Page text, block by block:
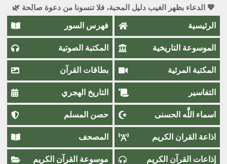
💖 الدعاء بظهر الغيب دليل المحبة، فلا تنسونا من دعوة صالحة 🌿
الرئيسية فهرس السور
الموسوعة التاريخية المكتبة الصوتية
المكتبة المرئية بطاقات القرآن
التفاسير التاريخ الهجري
اسماء اللَّٰه الحسنى حصن المسلم
اذاعة القران الكريم المصحف
إذاعات القرآن الكريم موسوعة القرآن الكريم